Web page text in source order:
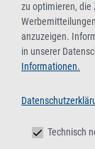
zu optimieren, die
anzuzeigen.
in unserer
Informationen.
Technisch